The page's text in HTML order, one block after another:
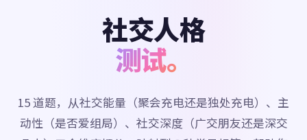
社交人格
测试。
15 道题，从社交能量（聚会充电还是独处充电）、主
动性（是否爱组局）、社交深度（广交朋友还是深交